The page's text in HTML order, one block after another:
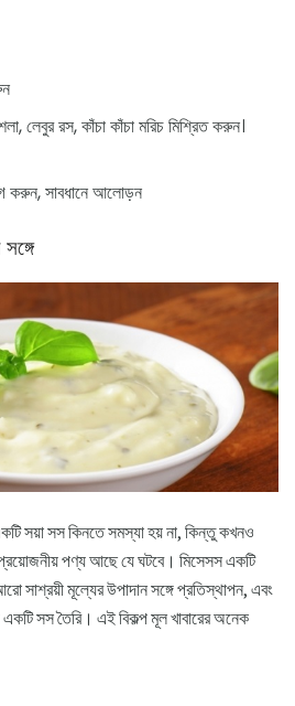
লেবুর রস, কাঁচা কাঁচা মরিচ মিশ্রিত করুন।
সাবধানে আলোড়ন
সয়া সস কিনতে সমস্যা হয় না, কিন্তু কখনও
পণ্য আছে যে ঘটবে। মিসেসস একটি
সাশ্রয়ী মূল্যের উপাদান সঙ্গে প্রতিস্থাপন, এবং
সস তৈরি। এই বিকল্প মূল খাবারের অনেক